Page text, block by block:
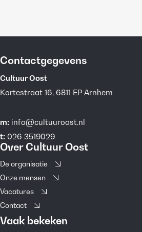
Contactgegevens
Cultuur Oost
Kortestraat 16, 6811 EP Arnhem
m: info@cultuuroost.nl
t: 026 3519029
Over Cultuur Oost
De organisatie
Onze mensen
Vacatures
Contact
Vaak bekeken